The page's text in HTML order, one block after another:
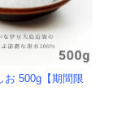
お 500g【期間限